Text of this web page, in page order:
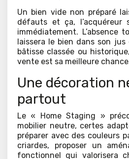
Un bien vide non préparé
défauts et ça, l’acquéreur
immédiatement. L’absence
laissera le bien dans son
bâtisse classée ou
vente est sa meilleure
Une décoration
partout
Le « Home Staging »
mobilier neutre, certes
préparer avec des couleurs
criardes, proposer un
fonctionnel qui valorisera